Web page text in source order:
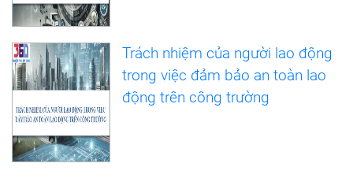
Trách nhiệm của người lao động
trong việc đảm bảo an toàn lao
động trên công trường